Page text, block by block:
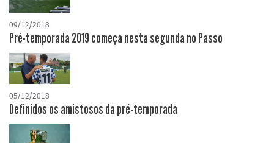
09/12/2018
Pré-temporada 2019 começa nesta segunda no Passo
05/12/2018
Definidos os amistosos da pré-temporada